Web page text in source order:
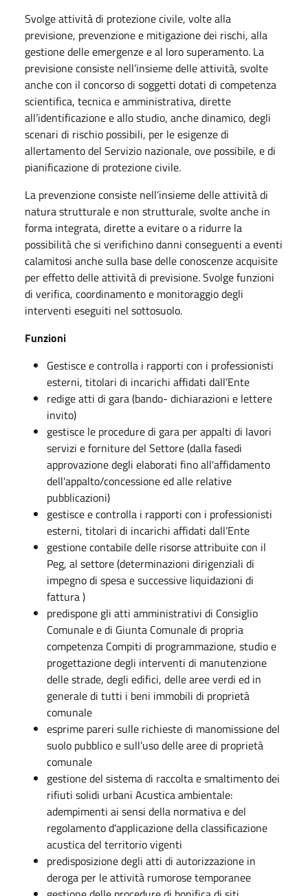
Svolge attività di protezione civile, volte alla
previsione, prevenzione e mitigazione dei rischi, alla
gestione delle emergenze e al loro superamento. La
previsione consiste nell’insieme delle attività, svolte
anche con il concorso di soggetti dotati di competenza
scientifica, tecnica e amministrativa, dirette
all’identificazione e allo studio, anche dinamico, degli
scenari di rischio possibili, per le esigenze di
allertamento del Servizio nazionale, ove possibile, e di
pianificazione di protezione civile.
La prevenzione consiste nell’insieme delle attività di
natura strutturale e non strutturale, svolte anche in
forma integrata, dirette a evitare o a ridurre la
possibilità che si verifichino danni conseguenti a eventi
calamitosi anche sulla base delle conoscenze acquisite
per effetto delle attività di previsione. Svolge funzioni
di verifica, coordinamento e monitoraggio degli
interventi eseguiti nel sottosuolo.
Funzioni
Gestisce e controlla i rapporti con i professionisti
esterni, titolari di incarichi affidati dall’Ente
redige atti di gara (bando- dichiarazioni e lettere
invito)
gestisce le procedure di gara per appalti di lavori
servizi e forniture del Settore (dalla fasedi
approvazione degli elaborati fino all'affidamento
dell'appalto/concessione ed alle relative
pubblicazioni)
gestisce e controlla i rapporti con i professionisti
esterni, titolari di incarichi affidati dall’Ente
gestione contabile delle risorse attribuite con il
Peg, al settore (determinazioni dirigenziali di
impegno di spesa e successive liquidazioni di
fattura )
predispone gli atti amministrativi di Consiglio
Comunale e di Giunta Comunale di propria
competenza Compiti di programmazione, studio e
progettazione degli interventi di manutenzione
delle strade, degli edifici, delle aree verdi ed in
generale di tutti i beni immobili di proprietà
comunale
esprime pareri sulle richieste di manomissione del
suolo pubblico e sull’uso delle aree di proprietà
comunale
gestione del sistema di raccolta e smaltimento dei
rifiuti solidi urbani Acustica ambientale:
adempimenti ai sensi della normativa e del
regolamento d'applicazione della classificazione
acustica del territorio vigenti
predisposizione degli atti di autorizzazione in
deroga per le attività rumorose temporanee